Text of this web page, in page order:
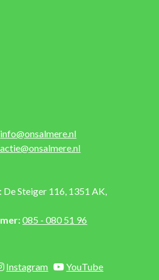
info@onsalmere.nl
Steiger 116, 1351 AK,
085 - 080 51 96
Instagram YouTube